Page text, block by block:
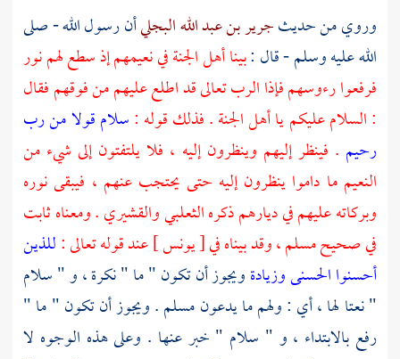
وروي من حديثجرير بن عبد الله البجليأن رسول الله - صلى
الله عليه وسلم - قال :بينا أهل الجنة في نعيمهم إذ سطع لهم نور
فرفعوا رءوسهم فإذا الرب تعالى قد اطلع عليهم من فوقهم فقال
: السلام عليكم يا أهل الجنة . فذلك قوله :سلام قولا من رب
رحيم . فينظر إليهم وينظرون إليه ، فلا يلتفتون إلى شيء من
النعيم ما داموا ينظرون إليه حتى يحتجب عنهم ، فيبقى نوره
وبركاته عليهم في ديارهم ذكرهالثعلبيوالقشيري. ومعناه ثابت
في صحيحمسلم، وقد بيناه في [ يونس ] عند قوله تعالى :للذين
أحسنوا الحسنى وزيادةويجوز أن تكون " ما " نكرة ، و " سلام
" نعتا لها ، أي : ولهم ما يدعون مسلم . ويجوز أن تكون " ما "
رفع بالابتداء ، و " سلام " خبر عنها . وعلى هذه الوجوه لا